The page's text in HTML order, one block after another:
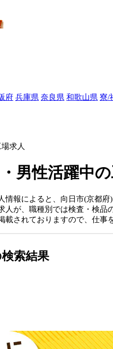
府 兵庫県 奈良県 和歌山県 寮/
求人
男性活躍中
情報によると、向日市(京都
人が、職種別では検査・検品
載されておりますので、仕事
索結果